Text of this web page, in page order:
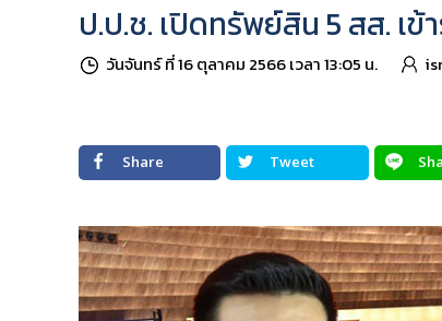
ป.ป.ช. เปิดทรัพย์สิน 5 สส. เ
วันจันทร์ ที่ 16 ตุลาคม 2566 เวลา 13:05 น.
Share Tweet